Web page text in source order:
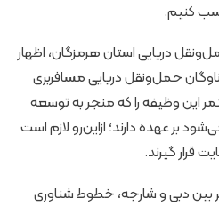
کنیم.
دریایی استان هرمزگان، اظهار
ناوگان حمل‌ونقل دریایی مسافربری
مستمر این وظیفه را که منجر به توسعه
بر عهده دارند؛ ازاین‌رو لازم است
قرار گیرند.
بین دبی و شارجه، خطوط شناوری